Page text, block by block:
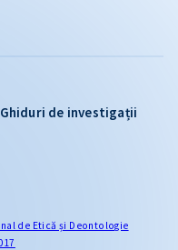
Ghiduri de investigații
de Etică și Deontologie